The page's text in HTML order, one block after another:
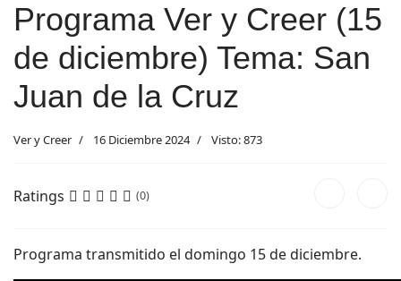
Programa Ver y Creer (15
de diciembre) Tema: San
Juan de la Cruz
Ver y Creer 16 Diciembre 2024 Visto: 873
Ratings (0)
Programa transmitido el domingo 15 de diciembre.